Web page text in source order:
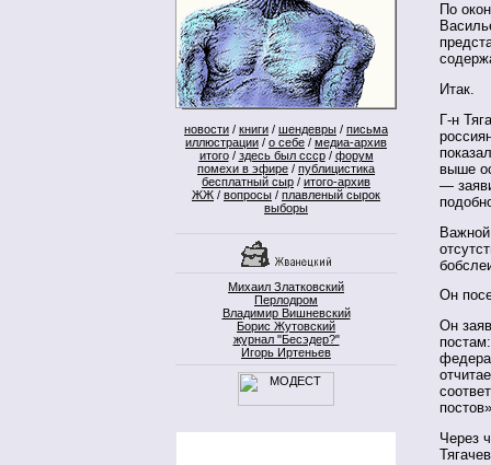
новости / книги / шендевры / письма
иллюстрации / о себе / медиа-архив
итого/ здесь был ссср/ форум
помехи в эфире / публицистика
бесплатный сыр / итого-архив
ЖЖ / вопросы / плавленый сырок
выборы
Михаил Златковский
Перлодром
Владимир Вишневский
Борис Жутовский
журнал "Бесэдер?"
Игорь Иртеньев
По
Итак.
Г-н
выше
—
Важной
Он
Он
Через